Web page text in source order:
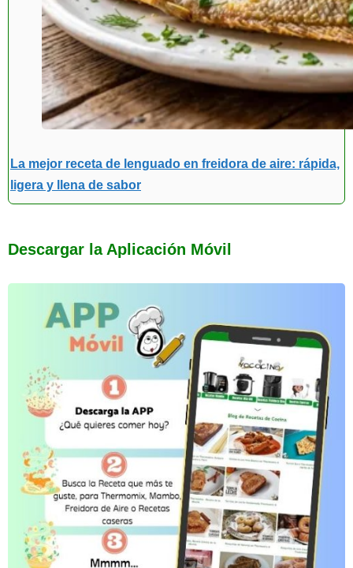
La mejor receta de lenguado en freidora de aire: rápida,
ligera y llena de sabor
Descargar la Aplicación Móvil